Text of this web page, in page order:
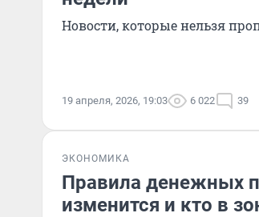
Новости, которые нельзя
19 апреля, 2026, 19:03 6 022 39
ЭКОНОМИКА
Правила денежных
изменится и кто в